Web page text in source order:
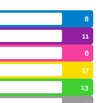
8
11
6
17
13